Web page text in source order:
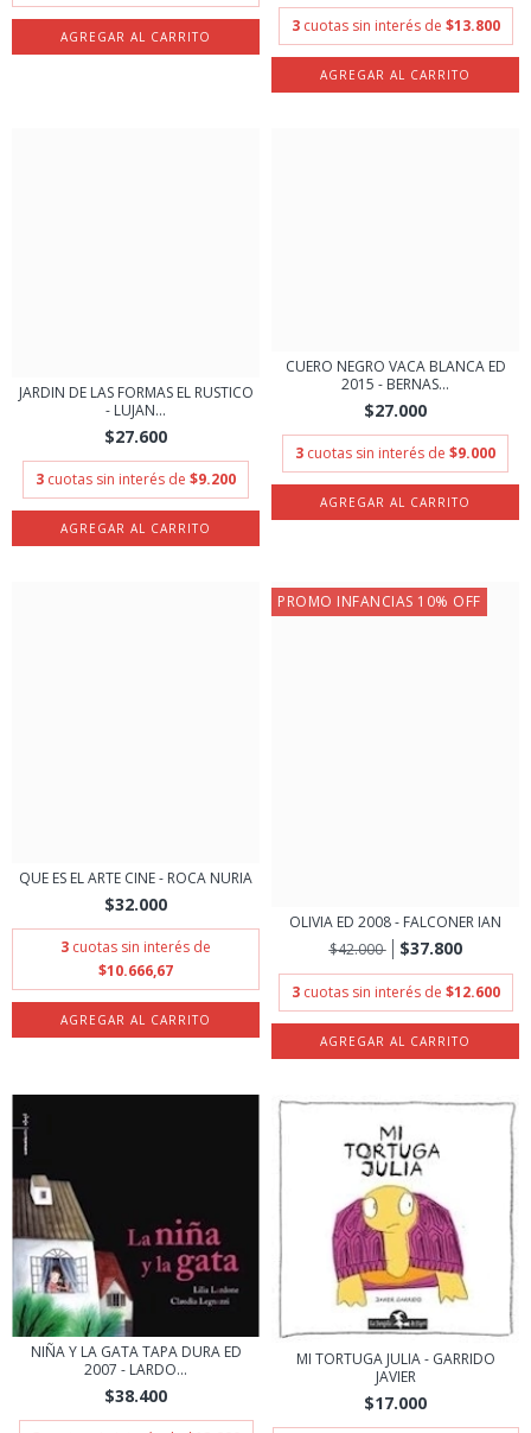
3 cuotas sin interés de $13.800
JARDIN DE LAS FORMAS EL RUSTICO
- LUJAN...
$27.600
3 cuotas sin interés de $9.200
CUERO NEGRO VACA BLANCA ED
2015 - BERNAS...
$27.000
3 cuotas sin interés de $9.000
QUE ES EL ARTE CINE - ROCA NURIA
$32.000
3 cuotas sin interés de
$10.666,67
PROMO INFANCIAS 10% OFF
OLIVIA ED 2008 - FALCONER IAN
$42.000
$37.800
3 cuotas sin interés de $12.600
NIÑA Y LA GATA TAPA DURA ED
2007 - LARDO...
$38.400
MI TORTUGA JULIA - GARRIDO
JAVIER
$17.000